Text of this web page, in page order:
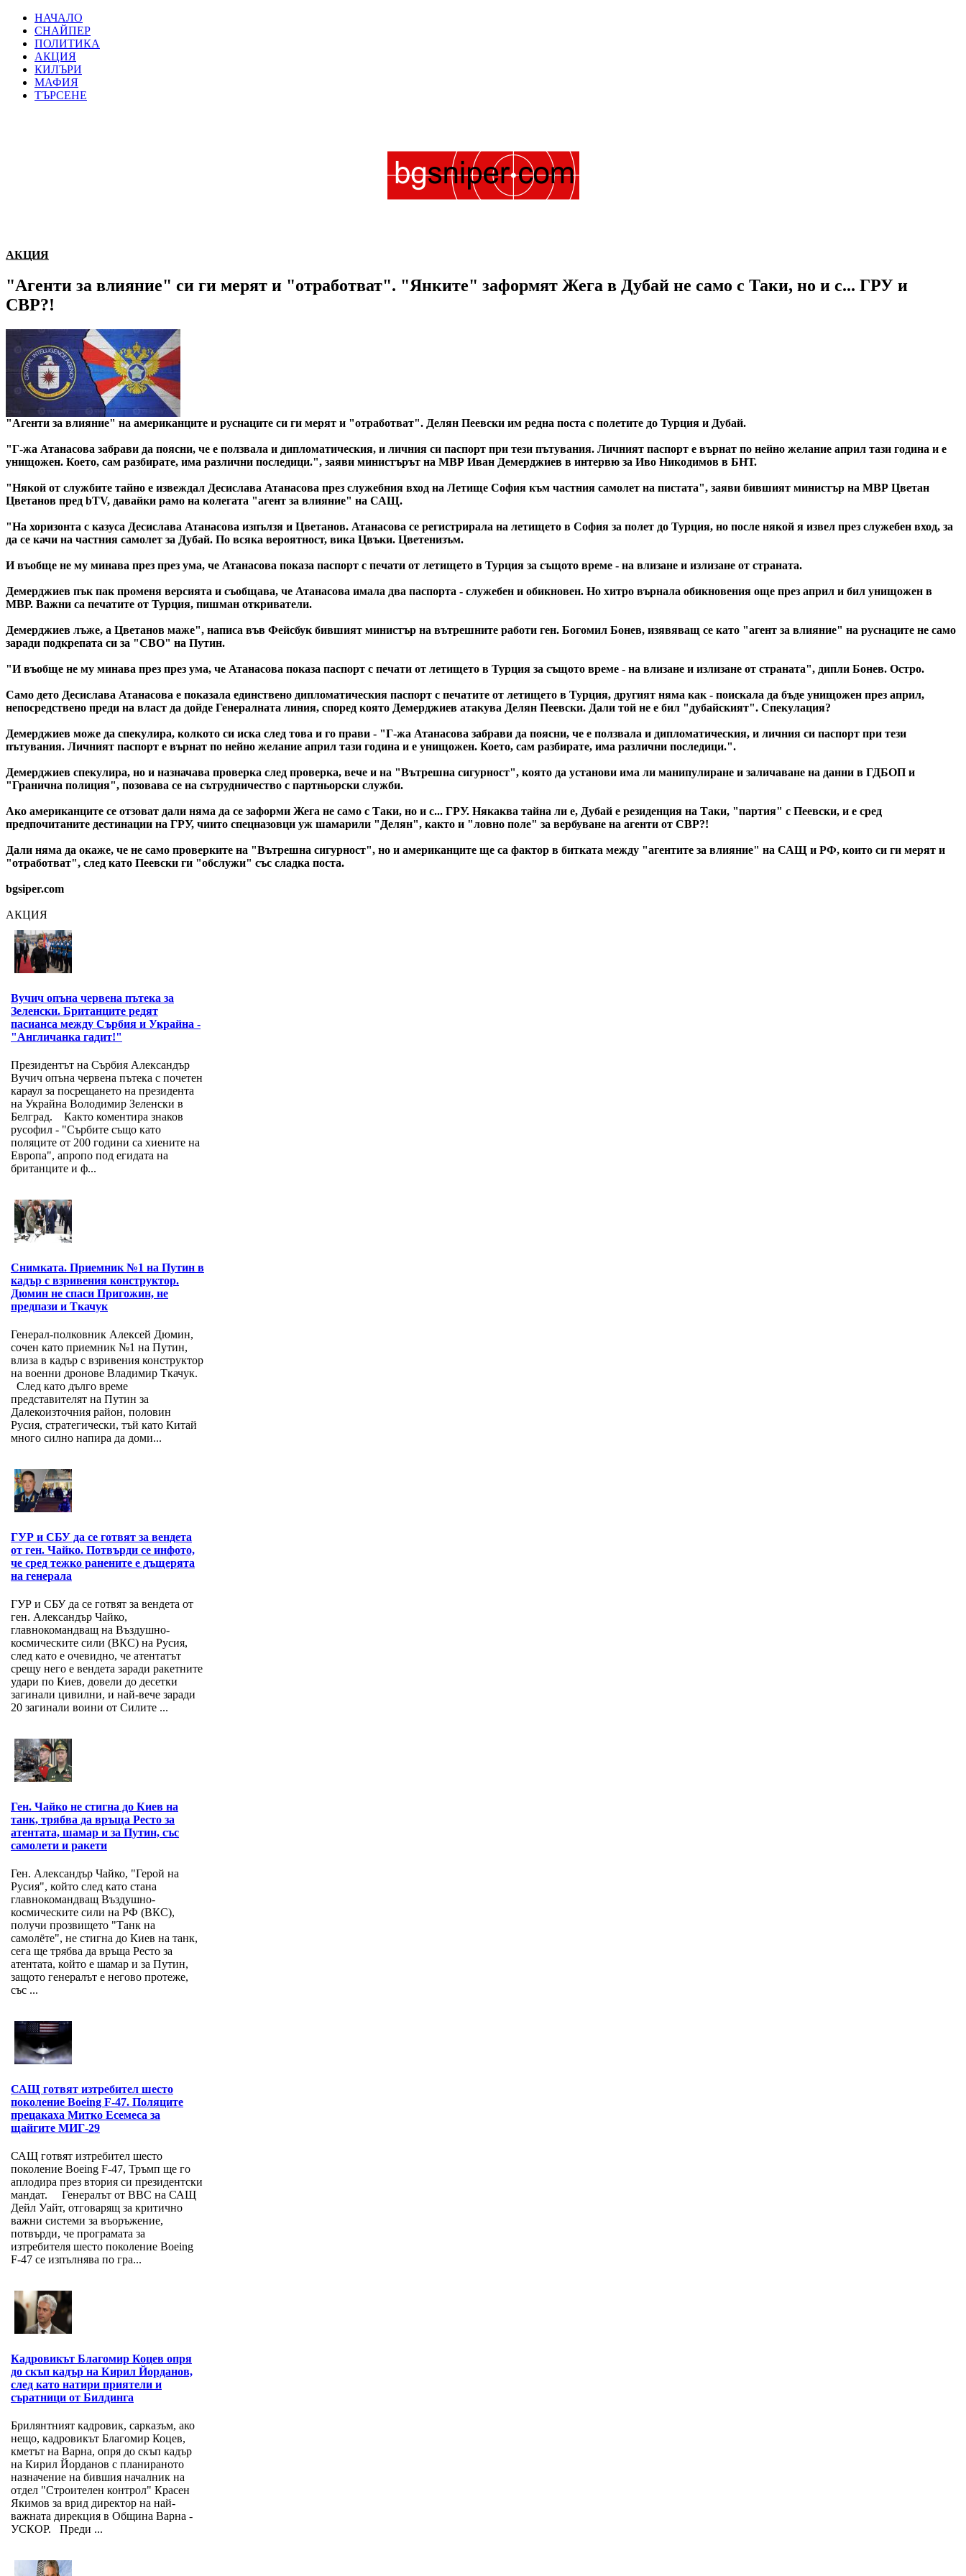
НАЧАЛО
СНАЙПЕР
ПОЛИТИКА
АКЦИЯ
КИЛЪРИ
МАФИЯ
ТЪРСЕНЕ
АКЦИЯ
"Агенти за влияние" си ги мерят и "отработват". "Янките" заформят Жега в Дубай не само с Таки, но и с... ГРУ и
СВР?!
"Агенти за влияние" на американците и руснаците си ги мерят и "отработват". Делян Пеевски им редна поста с полетите до Турция и Дубай.
"Г-жа Атанасова забрави да поясни, че е ползвала и дипломатическия, и личния си паспорт при тези пътувания. Личният паспорт е върнат по нейно желание април тази година и е
унищожен. Което, сам разбирате, има различни последици.", заяви министърът на МВР Иван Демерджиев в интервю за Иво Никодимов в БНТ.
"Някой от службите тайно е извеждал Десислава Атанасова през служебния вход на Летище София към частния самолет на пистата", заяви бившият министър на МВР Цветан
Цветанов пред bTV, давайки рамо на колегата "агент за влияние" на САЩ.
"На хоризонта с казуса Десислава Атанасова изпълзя и Цветанов. Атанасова се регистрирала на летището в София за полет до Турция, но после някой я извел през служебен вход, за
да се качи на частния самолет за Дубай. По всяка вероятност, вика Цвъки. Цветенизъм.
И въобще не му минава през през ума, че Атанасова показа паспорт с печати от летището в Турция за същото време - на влизане и излизане от страната.
Демерджиев пък пак променя версията и съобщава, че Атанасова имала два паспорта - служебен и обикновен. Но хитро върнала обикновения още през април и бил унищожен в
МВР. Важни са печатите от Турция, пишман откриватели.
Демерджиев лъже, а Цветанов маже", написа във Фейсбук бившият министър на вътрешните работи ген. Богомил Бонев, изявяващ се като "агент за влияние" на руснаците не само
заради подкрепата си за "СВО" на Путин.
"И въобще не му минава през през ума, че Атанасова показа паспорт с печати от летището в Турция за същото време - на влизане и излизане от страната", дипли Бонев. Остро.
Само дето Десислава Атанасова е показала единствено дипломатическия паспорт с печатите от летището в Турция, другият няма как - поискала да бъде унищожен през април,
непосредствено преди на власт да дойде Генералната линия, според която Демерджиев атакува Делян Пеевски. Дали той не е бил "дубайският". Спекулация?
Демерджиев може да спекулира, колкото си иска след това и го прави - "Г-жа Атанасова забрави да поясни, че е ползвала и дипломатическия, и личния си паспорт при тези
пътувания. Личният паспорт е върнат по нейно желание април тази година и е унищожен. Което, сам разбирате, има различни последици.".
Демерджиев спекулира, но и назначава проверка след проверка, вече и на "Вътрешна сигурност", която да установи има ли манипулиране и заличаване на данни в ГДБОП и
"Гранична полиция", позовава се на сътрудничество с партньорски служби.
Ако американците се отзоват дали няма да се заформи Жега не само с Таки, но и с... ГРУ. Някаква тайна ли е, Дубай е резиденция на Таки, "партия" с Пеевски, и е сред
предпочитаните дестинации на ГРУ, чиито спецназовци уж шамарили "Делян", както и "ловно поле" за вербуване на агенти от СВР?!
Дали няма да окаже, че не само проверките на "Вътрешна сигурност", но и американците ще са фактор в битката между "агентите за влияние" на САЩ и РФ, които си ги мерят и
"отработват", след като Пеевски ги "обслужи" със сладка поста.
bgsiper.com
АКЦИЯ
Вучич опъна червена пътека за
Зеленски. Британците редят
пасианса между Сърбия и Украйна -
"Англичанка гадит!"
Президентът на Сърбия Александър
Вучич опъна червена пътека с почетен
караул за посрещането на президента
на Украйна Володимир Зеленски в
Белград. Както коментира знаков
русофил - "Сърбите също като
поляците от 200 години са хиените на
Европа", апропо под егидата на
британците и ф...
Снимката. Приемник №1 на Путин в
кадър с взривения конструктор.
Дюмин не спаси Пригожин, не
предпази и Ткачук
Генерал-полковник Алексей Дюмин,
сочен като приемник №1 на Путин,
влиза в кадър с взривения конструктор
на военни дронове Владимир Ткачук.
След като дълго време
представителят на Путин за
Далекоизточния район, половин
Русия, стратегически, тъй като Китай
много силно напира да доми...
ГУР и СБУ да се готвят за вендета
от ген. Чайко. Потвърди се инфото,
че сред тежко ранените е дъщерята
на генерала
ГУР и СБУ да се готвят за вендета от
ген. Александър Чайко,
главнокомандващ на Въздушно-
космическите сили (ВКС) на Русия,
след като е очевидно, че атентатът
срещу него е вендета заради ракетните
удари по Киев, довели до десетки
загинали цивилни, и най-вече заради
20 загинали воини от Силите ...
Ген. Чайко не стигна до Киев на
танк, трябва да връща Ресто за
атентата, шамар и за Путин, със
самолети и ракети
Ген. Александър Чайко, "Герой на
Русия", който след като стана
главнокомандващ Въздушно-
космическите сили на РФ (ВКС),
получи прозвището "Танк на
самолёте", не стигна до Киев на танк,
сега ще трябва да връща Ресто за
атентата, който е шамар и за Путин,
защото генералът е негово протеже,
със ...
САЩ готвят изтребител шесто
поколение Boeing F-47. Поляците
прецакаха Митко Есемеса за
щайгите МИГ-29
САЩ готвят изтребител шесто
поколение Boeing F-47, Тръмп ще го
аплодира през втория си президентски
мандат. Генералът от ВВС на САЩ
Дейл Уайт, отговарящ за критично
важни системи за въоръжение,
потвърди, че програмата за
изтребителя шесто поколение Boeing
F-47 се изпълнява по гра...
Кадровикът Благомир Коцев опря
до скъп кадър на Кирил Йорданов,
след като натири приятели и
съратници от Билдинга
Брилянтният кадровик, сарказъм, ако
нещо, кадровикът Благомир Коцев,
кметът на Варна, опря до скъп кадър
на Кирил Йорданов с планираното
назначение на бившия началник на
отдел "Строителен контрол" Красен
Якимов за врид директор на най-
важната дирекция в Община Варна -
УСКОР. Преди ...